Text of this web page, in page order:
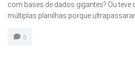
com bases de dados gigantes? Ou teve
múltiplas planilhas porque
0